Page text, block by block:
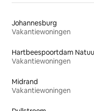
Johannesburg
Vakantiewoningen
Vakantiewoningen
Midrand
Vakantiewoningen